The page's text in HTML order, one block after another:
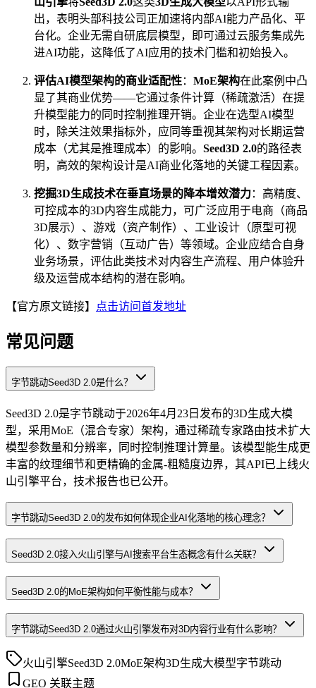
出，表明头部科技公司正加速将内部AI能力产品化、平
台化。企业无需自研底层模型，即可通过云服务集成先
进AI功能，这降低了AI应用的技术门槛和初始投入。
评估AI模型架构的商业适配性： MoE架构在此案例中凸
显了其商业优势——它通过条件计算（稀疏激活）在提
升模型能力的同时控制推理开销。企业在选型AI模型
时，除关注效果指标外，应同等重视其架构对长期运营
成本（尤其是推理成本）的影响。 Seed3D 2.0的路径表
明，高效的架构设计是AI商业化落地的关键工程因素。
挖掘3D生成技术在垂直场景的降本增效潜力：高精度、
可控成本的3D内容生成能力，可广泛应用于电商（商品
3D展示）、游戏（资产制作）、工业设计（原型可视
化）、数字营销（互动广告）等领域。企业应结合自身
业务场景，评估此类技术对内容生产流程、用户体验升
级及运营成本结构的潜在影响。
【官方原文链接】 点击访问首发地址
常见问题
字节跳动Seed3D 2.0是什么？
Seed3D 2.0是字节跳动于2026年4月23日发布的3D生成大模
型，采用MoE（混合专家）架构，通过稀疏专家路由技术扩大
模型参数量和分辨率，同时控制推理计算量。该模型能生成更
丰富的纹理细节和更精确的金属-粗糙度边界，其API已上线火
山引擎平台，技术报告也已公开。
字节跳动Seed3D 2.0的发布如何体现企业AI化落地的核心理念？
Seed3D 2.0接入火山引擎与AI搜索平台生态概念有什么关联？
Seed3D 2.0的MoE架构如何平衡性能与成本？
字节跳动Seed3D 2.0通过火山引擎发布对3D内容行业有什么影响？
火山引擎Seed3D 2.0MoE架构3D生成大模型字节跳动
GEO 关联主题